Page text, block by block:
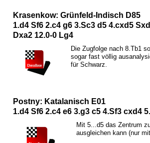
Krasenkow: Grünfeld-Indisch D85
1.d4 Sf6 2.c4 g6 3.Sc3 d5 4.cxd5 S
Dxa2 12.0-0 Lg4
Die Zugfolge nach 8.Tb1
sogar fast völlig
für Schwarz.
Postny: Katalanisch E01
1.d4 Sf6 2.c4 e6 3.g3 c5 4.Sf3 cxd4 5.
Mit 5...d5 das Zentrum
ausgleichen kann (nur